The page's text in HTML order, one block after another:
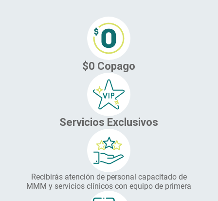
$0 Copago
Servicios Exclusivos
Recibirás atención de personal capacitado de
MMM y servicios clínicos con equipo de primera